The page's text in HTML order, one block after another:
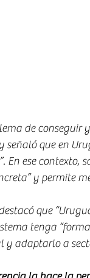
de conseguir
señaló que en
En ese
y permite
que
tenga
y adaptarlo a